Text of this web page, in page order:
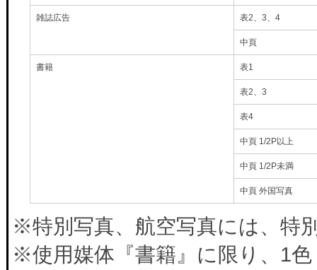
雑誌広告 表2、3、4
中頁
書籍 表1
表2、3
表4
中頁 1/2P以上
中頁 1/2P未満
中頁 外国写真
※特別写真、航空写真には、特
※使用媒体『書籍』に限り、1